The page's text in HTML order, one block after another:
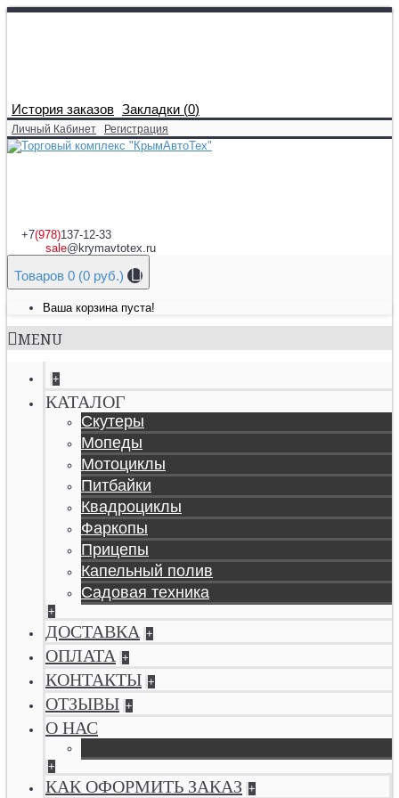
История заказов Закладки (0)
Личный Кабинет Регистрация
+7(978)137-12-33
sale@krymavtotex.ru
Товаров 0 (0 руб.)
Ваша корзина пуста!
MENU
+
КАТАЛОГ
Скутеры
Мопеды
Мотоциклы
Питбайки
Квадроциклы
Фаркопы
Прицепы
Капельный полив
Садовая техника
+
ДОСТАВКА +
ОПЛАТА +
КОНТАКТЫ +
ОТЗЫВЫ +
О НАС
+
КАК ОФОРМИТЬ ЗАКАЗ +